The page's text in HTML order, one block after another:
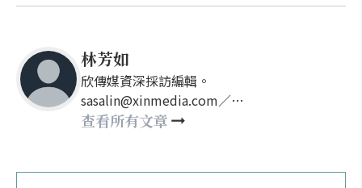
林芳如
欣傳媒資深採訪編輯。
sasalin@xinmedia.com／
happy21917@gmail.com
查看所有文章